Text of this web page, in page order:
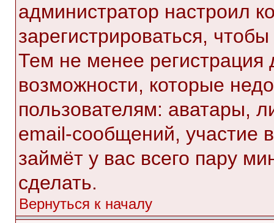
администратор настроил
зарегистрироваться,
Тем не менее
возможности, которые
пользователям: аватары,
email-сообщений, участие
займёт у вас всего пару
сделать.
Вернуться к началу